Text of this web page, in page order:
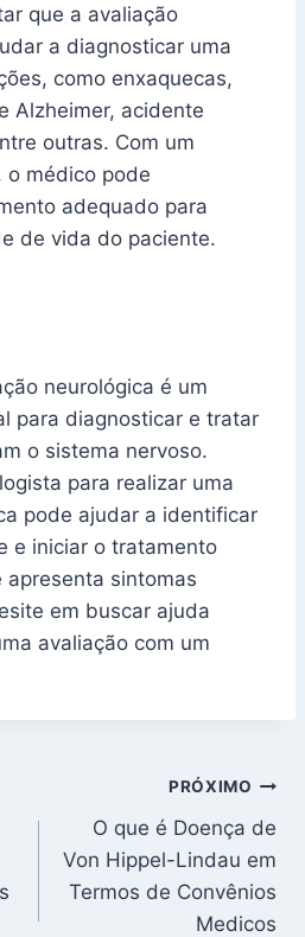
que a avaliação
a diagnosticar uma
como enxaquecas,
Alzheimer, acidente
outras. Com um
o médico pode
adequado para
de vida do paciente.
neurológica é um
para diagnosticar e tratar
o sistema nervoso.
para realizar uma
pode ajudar a identificar
e iniciar o tratamento
apresenta sintomas
em buscar ajuda
avaliação com um
PRÓXIMO
O que é Doença de
Von Hippel-Lindau em
Termos de Convênios
Medicos